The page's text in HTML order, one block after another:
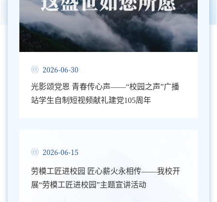
2026-06-30
光影颂党恩 青春传心声——“校园之声”广播
站学生自制短视频献礼建党105周年
2026-06-15
劳模工匠进校园 匠心薪火永相传——我校开
展“劳模工匠进校园”主题宣讲活动